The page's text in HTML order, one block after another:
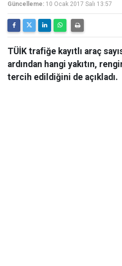
Güncelleme: 10 Ocak 2017 Salı 13:57
TÜİK trafiğe kayıtlı araç
ardından hangi yakıtın,
tercih edildiğini de açıkladı.